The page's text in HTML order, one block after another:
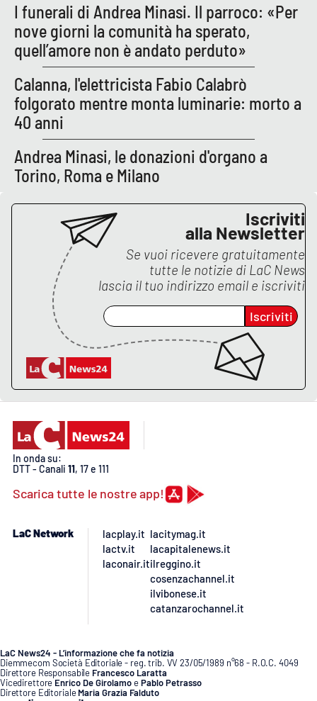
I funerali di Andrea Minasi. Il parroco: «Per
nove giorni la comunità ha sperato,
quell’amore non è andato perduto»
Calanna, l'elettricista Fabio Calabrò
folgorato mentre monta luminarie: morto a
40 anni
Andrea Minasi, le donazioni d'organo a
Torino, Roma e Milano
Iscriviti
alla Newsletter
Se vuoi ricevere gratuitamente
tutte le notizie di LaC News
lascia il tuo indirizzo email e iscriviti
Iscriviti
In onda su:
DTT - Canali 11, 17 e 111
Scarica tutte le nostre app!
LaC Network
lacplay.it
lactv.it
laconair.it
lacitymag.it
lacapitalenews.it
ilreggino.it
cosenzachannel.it
ilvibonese.it
catanzarochannel.it
LaC News24 - L’informazione che fa notizia
Diemmecom Società Editoriale - reg. trib. VV 23/05/1989 n°68 - R.O.C. 4049
Direttore Responsabile Francesco Laratta
Vicedirettore Enrico De GirolamoePablo Petrasso
Direttore Editoriale Maria Grazia Falduto